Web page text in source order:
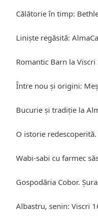
Călătorie în timp:
Liniște regăsită:
Romantic Barn la Viscri
Între nou și origini:
Bucurie și tradiție la
O istorie
Wabi-sabi cu farmec
Gospodăria Cobor.
Albastru, senin: Viscri